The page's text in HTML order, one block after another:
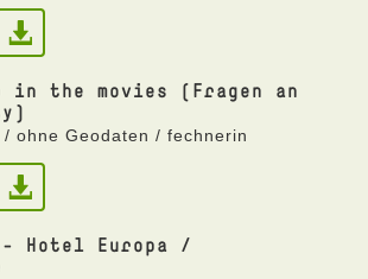
in the movies (Fragen an
ohne Geodaten / fechnerin
Hotel Europa /